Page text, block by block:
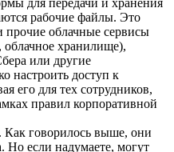
рабочие файлы. Это
облачные сервисы
хранилище),
или другие
настроить доступ к
его для тех сотрудников,
правил корпоративной
говорилось выше, они
Но если надумаете, могут